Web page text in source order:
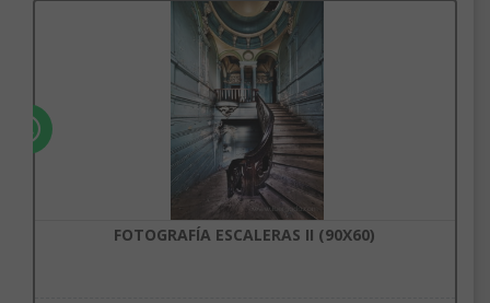
Añadir a la cesta
FOTOGRAFÍA ESCALERAS II (90X60)